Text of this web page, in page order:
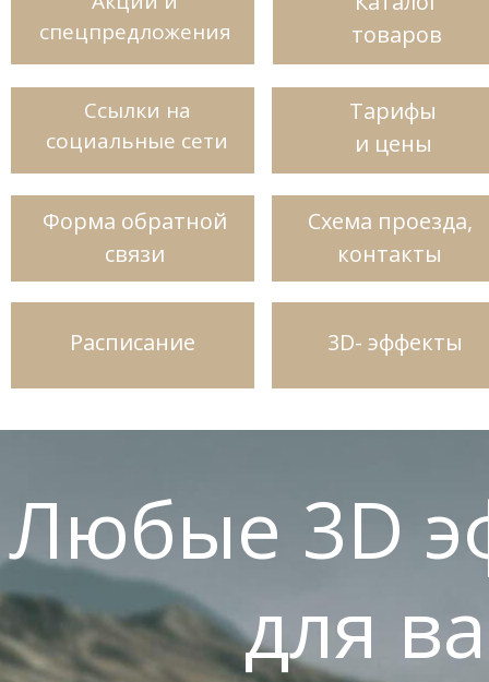
3D- эффекты
спецпредложения
товаров
Форма обратной
связи
Ссылки на
социальные сети
Расписание
Схема проезда,
контакты
Любые 3D
для
Тарифы
и цены